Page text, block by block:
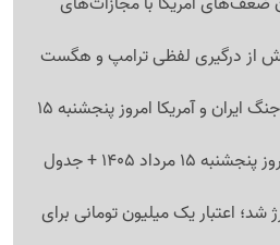
از درگیری لفظی ترامپ و هگست
آخرین اخبار و گزارش‌ها از جنگ ایران و آمریکا امروز پنجشنبه 15
برنامه مسابقات ورزشی امروز پنجشنبه 15 مرداد 1405 + جدول
شد؛ اعتبار یک میلیون تومانی برای